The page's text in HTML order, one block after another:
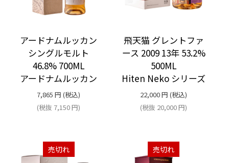
アードナムルッカン
シングルモルト
46.8% 700ML
アードナムルッカン
7,865 円 (税込)
(税抜 7,150円)
飛天猫 グレントファ
ース 2009 13年 53.2%
500ML
Hiten Neko シリーズ
22,000円 (税込)
(税抜 20,000円)
売切れ 売切れ